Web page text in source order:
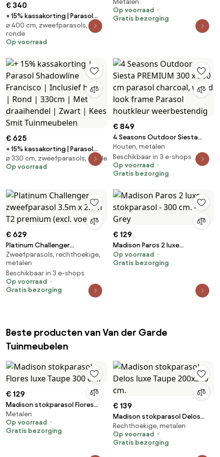
€ 340
+ 15% kassakorting | Parasol
Shadowline Bonaire | Inclusief
hoes | Rond | 400cm | Met
katrol | Zwart | Kees Smit
⌀ 400 cm, zweefparasols,
ronde
Op voorraad
T2 3.5x2.6 m - Faded Black met
voet en hoes
Metalen
Op voorraad
Gratis bezorging
€ 625
+ 15% kassakorting | Parasol
Shadowline Francisco | Inclusief
hoes | Rond | 330cm | Met
Tuinmeubelen
⌀ 330 cm, zweefparasols, ronde
Op voorraad
€ 849
4 Seasons Outdoor Siesta
PREMIUM 300 x 300 cm parasol
charcoal, wood look frame
Parasol houtkleur
weerbestendig
Houten, metalen
Beschikbaar in 3 e-shops
Op voorraad
Gratis bezorging
€ 629
Platinum Challenger
zweefparasol 3.5m x 2.6m T2
premium (excl. voet)
Zweefparasols, rechthoekige,
metalen
Beschikbaar in 3 e-shops
Op voorraad
Gratis bezorging
€ 129
Madison Paros 2 luxe
stokparasol - 300 cm. - Grey
Op voorraad
Gratis bezorging
Beste producten van Van der Garde
Tuinmeubelen
€ 129
Madison stokparasol Flores
luxe Taupe 300 cm.
Metalen
Op voorraad
Gratis bezorging
€ 139
Madison stokparasol Delos
luxe Taupe 200x300 cm.
Rechthoekige, metalen
Op voorraad
Gratis bezorging